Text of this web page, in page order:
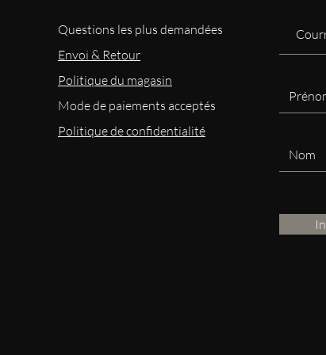
Questions les plus demandées
Envoi & Retour
Politique du magasin
Modede paiements acceptés
Politique de confidentialité